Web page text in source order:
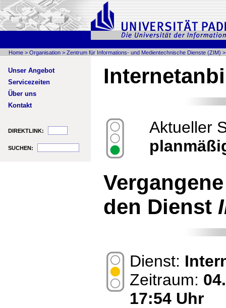
Home > Organisation > Zentrum für Informations- und Medientechnische Dienste (ZIM)
Unser Angebot
Servicezeiten
Über uns
Kontakt
DIREKTLINK:
SUCHEN:
Aktueller
den Dienst
Dienst:
Zeitraum:
17:54 Uhr